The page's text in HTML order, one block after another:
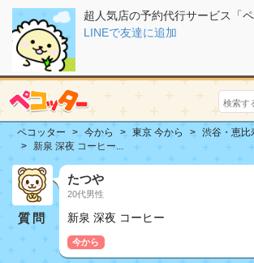
超人気店の予約代行サービス「ペ
LINEで友達に追加
ペコッター 今から 東京 今から
渋谷・恵比
新泉 深夜 コーヒー...
質問
たつや
20代男性
新泉 深夜 コーヒー
今から